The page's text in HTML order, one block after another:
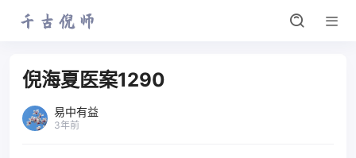
倪海夏医案1290
易中有益
3年前